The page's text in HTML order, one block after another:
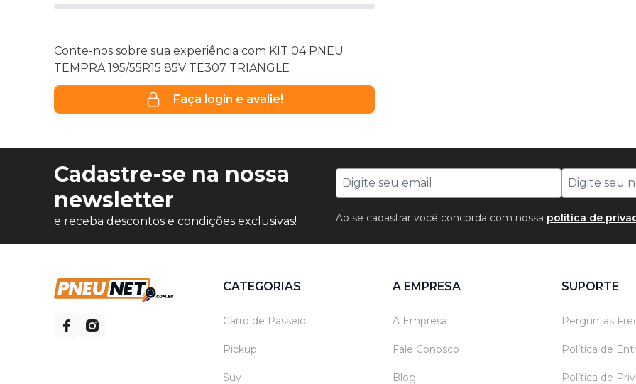
Conte-nos sobre sua experiência com KIT 04 PNEU
TEMPRA 195/55R15 85V TE307 TRIANGLE
Faça login e avalie!
Cadastre-se na nossa
newsletter
e receba descontos e condições exclusivas! Ao se cadastrar você concorda com nossa política de
CATEGORIAS
Carro de Passeio
Pickup
Suv
A EMPRESA
A Empresa
Fale Conosco
Blog
SUPORTE
Perguntas
Política de
Política de